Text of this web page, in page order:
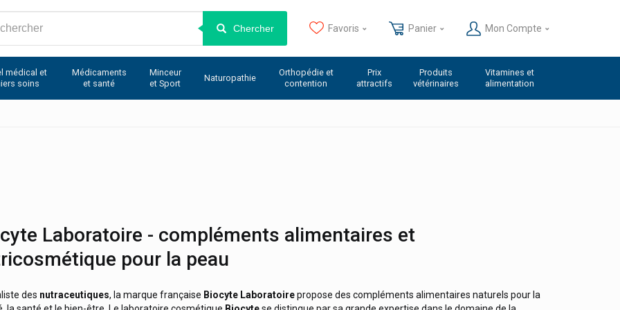
Chercher Favoris Panier Mon Compte
médical et
soins
Médicaments
et santé
Minceur
et Sport
Naturopathie
Orthopédie et
contention
Prix
attractifs
Produits
vétérinaires
Vitamines et
alimentation
Laboratoire - compléments alimentaires et
pour la peau
des nutraceutiques, la marque française Biocyte Laboratoirepropose des compléments alimentaires naturels pour la